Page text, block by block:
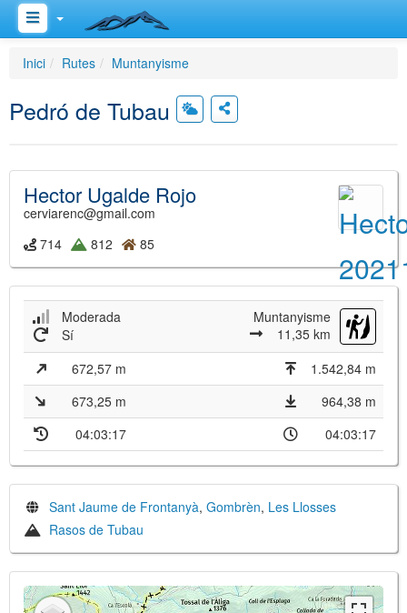
Inici Rutes Muntanyisme
Pedró de Tubau
Hector Ugalde Rojo
cerviarenc@gmail.com
714
812 85
Moderada
Muntanyisme
11,35 km
Sí
672,57 m
1.542,84 m
673,25 m
964,38 m
04:03:17
04:03:17
Sant Jaume de Frontanyà, Gombrèn, Les Llosses
Rasos de Tubau